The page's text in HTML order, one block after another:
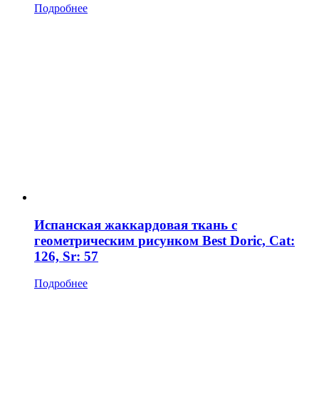
Подробнее
Испанская жаккардовая ткань с
геометрическим рисунком Best Doric, Cat:
126, Sr: 57
Подробнее